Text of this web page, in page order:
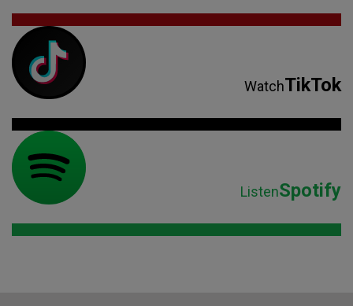
WatchTikTok
ListenSpotify